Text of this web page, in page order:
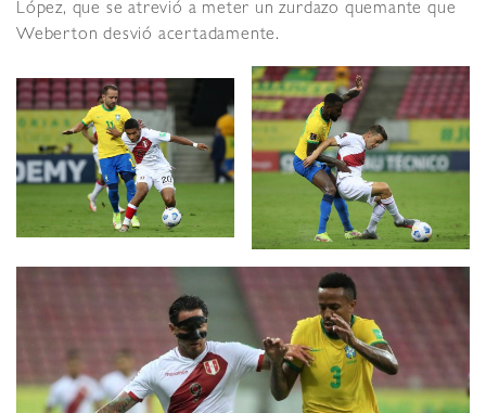
López, que se atrevió a meter un zurdazo quemante que
Weberton desvió acertadamente.